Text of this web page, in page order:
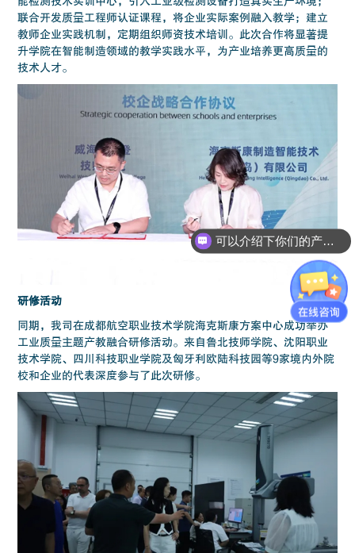
联合开发质量工程师认证课程，将企业实际案例融入教学；建立
教师企业实践机制，定期组织师资技术培训。此次合作将显著提
升学院在智能制造领域的教学实践水平，为产业培养更高质量的
技术人才。
研修活动
同期，我司在成都航空职业技术学院海克斯康方案中心成功举办
工业质量主题产教融合研修活动。来自鲁北技师学院、沈阳职业
技术学院、四川科技职业学院及匈牙利欧陆科技园等9家境内外院
校和企业的代表深度参与了此次研修。
可以介绍下你们的产品么？
你们是怎么收费的呢？